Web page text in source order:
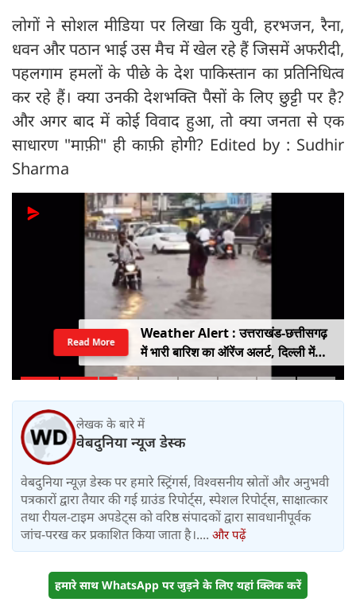
लोगों ने सोशल मीडिया पर लिखा कि युवी, हरभजन, रैना,
धवन और पठान भाई उस मैच में खेल रहे हैं जिसमें अफरीदी,
पहलगाम हमलों के पीछे के देश पाकिस्तान का प्रतिनिधित्व
कर रहे हैं। क्या उनकी देशभक्ति पैसों के लिए छुट्टी पर है?
और अगर बाद में कोई विवाद हुआ, तो क्या जनता से एक
साधारण "माफ़ी" ही काफ़ी होगी? Edited by : Sudhir
Sharma
Weather Alert : उत्तराखंड-छत्तीसगढ़
में भारी बारिश का ऑरेंज अलर्ट, दिल्ली में
हल्की बारिश, जानें IMD का ताजा अपडेट
Read More
लेखक के बारे में
वेबदुनिया न्यूज डेस्क
वेबदुनिया न्यूज़ डेस्क पर हमारे स्ट्रिंगर्स, विश्वसनीय स्रोतों और अनुभवी
पत्रकारों द्वारा तैयार की गई ग्राउंड रिपोर्ट्स, स्पेशल रिपोर्ट्स, साक्षात्कार
तथा रीयल-टाइम अपडेट्स को वरिष्ठ संपादकों द्वारा सावधानीपूर्वक
जांच-परख कर प्रकाशित किया जाता है।.... और पढ़ें
हमारे साथ WhatsApp पर जुड़ने के लिए यहां क्लिक करें